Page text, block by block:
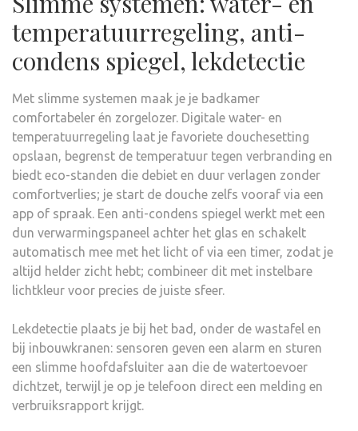
temperatuurregeling, anti-
condens spiegel, lekdetectie
Met slimme systemen maak je je badkamer
comfortabeler én zorgelozer. Digitale water- en
temperatuurregeling laat je favoriete douchesetting
opslaan, begrenst de temperatuur tegen verbranding en
biedt eco-standen die debiet en duur verlagen zonder
comfortverlies; je start de douche zelfs vooraf via een
app of spraak. Een anti-condens spiegel werkt met een
dun verwarmingspaneel achter het glas en schakelt
automatisch mee met het licht of via een timer, zodat je
altijd helder zicht hebt; combineer dit met instelbare
lichtkleur voor precies de juiste sfeer.
Lekdetectie plaats je bij het bad, onder de wastafel en
bij inbouwkranen: sensoren geven een alarm en sturen
een slimme hoofdafsluiter aan die de watertoevoer
dichtzet, terwijl je op je telefoon direct een melding en
verbruiksrapport krijgt.